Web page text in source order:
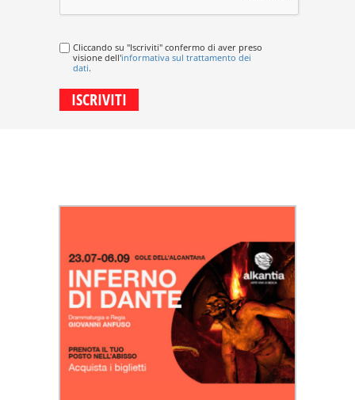
Cliccando su "Iscriviti" confermo di aver preso
visione dell'informativa sul trattamento dei
dati.